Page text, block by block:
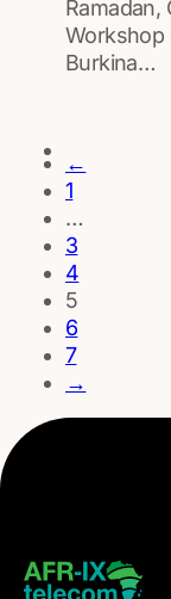
Workshop
Burkina…
←
1
…
3
4
5
6
7
→